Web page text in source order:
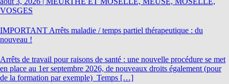
VOSGES
IMPORTANT Arrêts maladie / temps partiel thérapeutique : du
nouveau !
Arrêts de travail pour raisons de santé : une nouvelle procédure se met
en place au 1er septembre 2026, de nouveaux droits également (pour
de la formation par exemple) Temps […]